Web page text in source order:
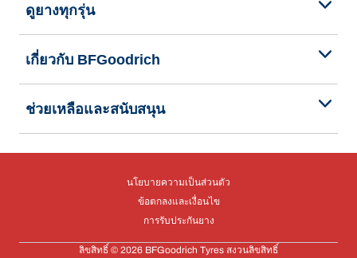
ดูยางทุกรุ่น
เกี่ยวกับ BFGoodrich
ช่วยเหลือและสนับสนุน
นโยบายความเป็นส่วนตัว
ข้อตกลงและเงื่อนไข
การรับประกันยาง
ลิขสิทธิ์ © 2026 BFGoodrich Tyres สงวนลิขสิทธิ์